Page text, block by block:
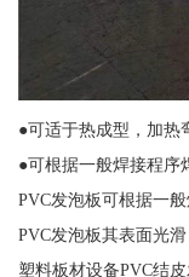
●可适于热成型，加热
●可根据一般焊接程序
PVC发泡板可根据一
PVC发泡板其表面光滑
塑料板材设备PVC结